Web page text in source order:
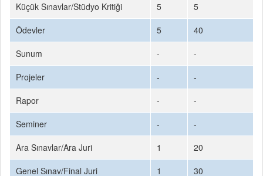
Küçük Sınavlar/Stüdyo Kritiği
5
5
Ödevler
5
40
Sunum
-
-
Projeler
-
-
Rapor
-
-
Seminer
-
-
Ara Sınavlar/Ara Juri
1
20
Genel Sınav/Final Juri
1 30